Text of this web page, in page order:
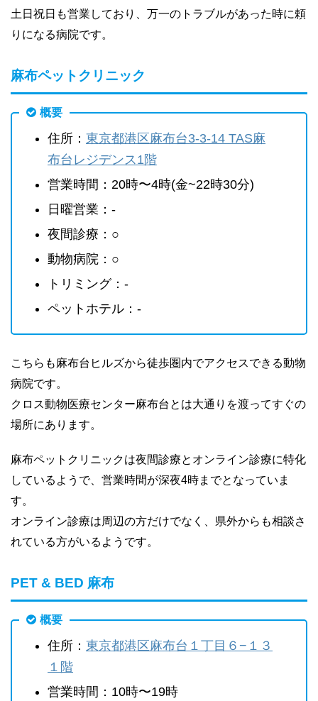
土日祝日も営業しており、万一のトラブルがあった時に頼
りになる病院です。
麻布ペットクリニック
概要
住所： 東京都港区麻布台3-3-14 TAS麻
布台レジデンス1階
営業時間：20時〜4時(金~22時30分)
日曜営業：-
夜間診療：○
動物病院：○
トリミング：-
ペットホテル：-
こちらも麻布台ヒルズから徒歩圏内でアクセスできる動物
病院です。
クロス動物医療センター麻布台とは大通りを渡ってすぐの
場所にあります。
麻布ペットクリニックは夜間診療とオンライン診療に特化
しているようで、営業時間が深夜4時までとなっていま
す。
オンライン診療は周辺の方だけでなく、県外からも相談さ
れている方がいるようです。
PET & BED 麻布
概要
住所： 東京都港区麻布台１丁目６−１３
１階
営業時間：10時〜19時